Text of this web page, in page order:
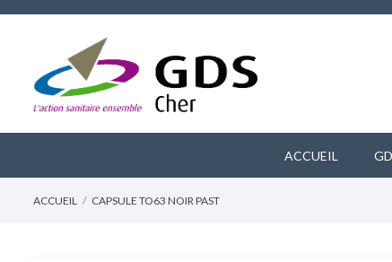
ACCUEIL
ACCUEIL CAPSULE TO63 NOIR PAST